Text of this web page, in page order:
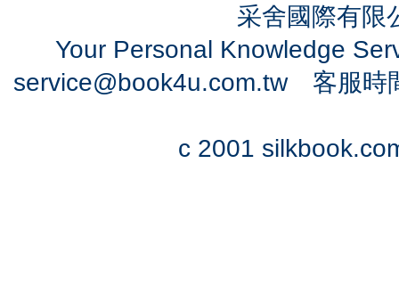
采舍國際有
Your Personal Knowledge
service@book4u.com.tw客服時
c 2001